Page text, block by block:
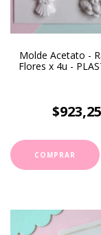
Molde Acetato -
Flores x 4u -
$923,25